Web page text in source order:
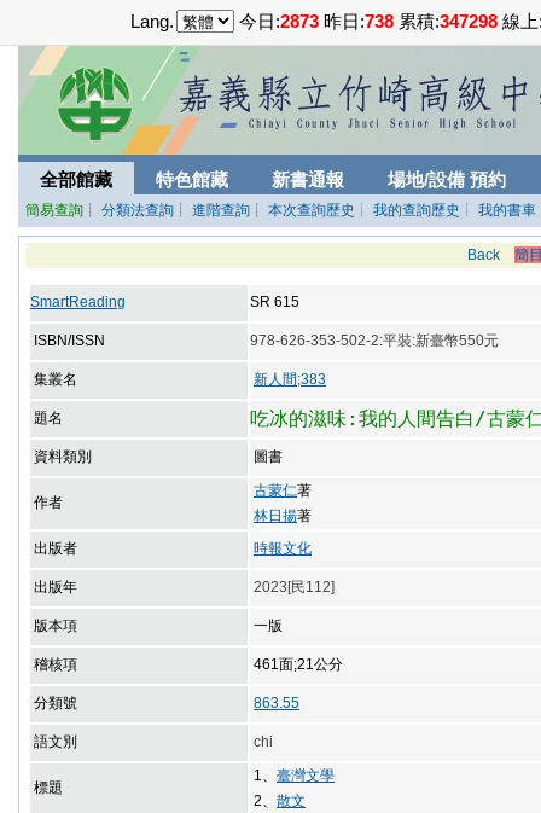
Lang. 今日:2873 昨日:738 累積:347298 線
全部館藏 特色館藏 新書通報 場地/設備 預約
簡易查詢 ┊ 分類法查詢 ┊ 進階查詢 ┊ 本次查詢歷史 ┊ 我的查詢歷史 ┊ 我的書車
Back 簡
SmartReading SR 615
ISBN/ISSN 978-626-353-502-2:平裝:新臺幣550元
集叢名 新人間;383
題名 吃冰的滋味:我的人間告白/古蒙
資料類別 圖書
作者
古蒙仁著
林日揚著
出版者
時報文化
出版年 2023[民112]
版本項 一版
稽核項 461面;21公分
分類號 863.55
語文別 chi
標題
1、 臺灣文學
2、 散文